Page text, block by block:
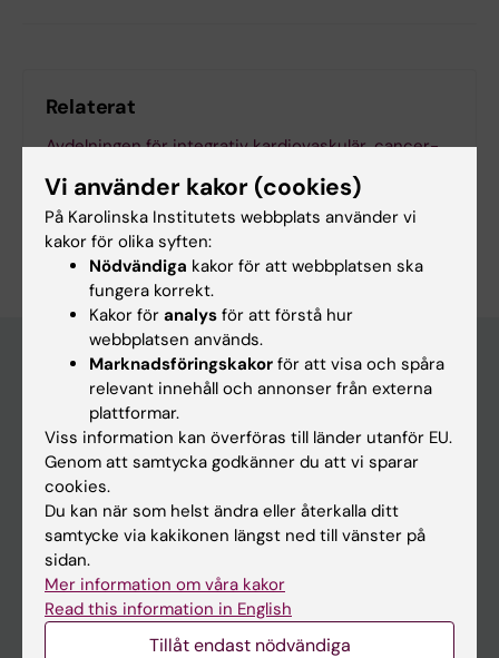
Relaterat
Avdelningen för integrativ kardiovaskulär, cancer-
Huvudmeny
Utbildning
Forskarutbildning
Forskning
Om KI
På gång
Vi använder kakor (cookies)
På Karolinska Institutets webbplats använder vi
kakor för olika syften:
Nödvändiga kakor för att webbplatsen ska
fungera korrekt.
Kakor för analys för att förstå hur
webbplatsen används.
Marknadsföringskakor för att visa och spåra
relevant innehåll och annonser från externa
plattformar.
Viss information kan överföras till länder utanför EU.
Genom att samtycka godkänner du att vi sparar
cookies.
Du kan när som helst ändra eller återkalla ditt
samtycke via kakikonen längst ned till vänster på
sidan.
Mer information om våra kakor
Read this information in English
Tillåt endast nödvändiga